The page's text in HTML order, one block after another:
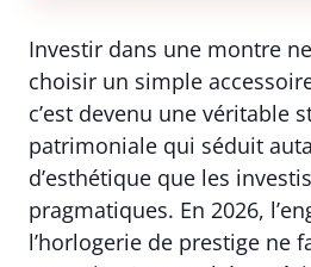
Investir dans une montre
choisir un simple
c’est devenu une véritable
patrimoniale qui séduit
d’esthétique que les
pragmatiques. En 2026,
l’horlogerie de prestige ne